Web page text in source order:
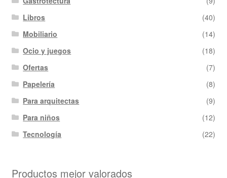
Libros
(40)
Mobiliario
(14)
Ocio y juegos
(18)
Ofertas
(7)
Papelería
(8)
Para arquitectas
(9)
Para niños
(12)
Tecnología
(22)
Productos mejor valorados